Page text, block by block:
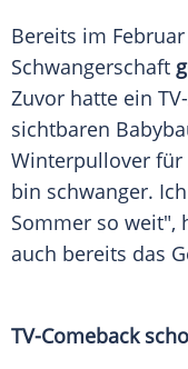
Bereits im Februar
Schwangerschaft
Zuvor hatte ein
sichtbaren
Winterpullover für
bin schwanger.
Sommer so weit",
auch bereits das
TV-Comeback